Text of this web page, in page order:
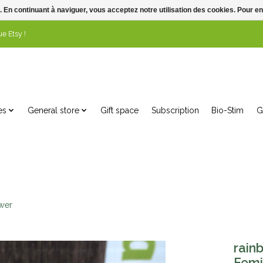
Etsy !
General store Gift space Subscription Bio-Stim
continuant à naviguer, vous acceptez notre utilisation des cookies. Pour